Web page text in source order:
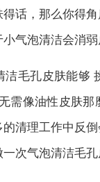
话，那么你得
气泡清洁会消弱
毛孔皮肤能够
需像油性皮肤
清理工作中反
次气泡清洁毛孔